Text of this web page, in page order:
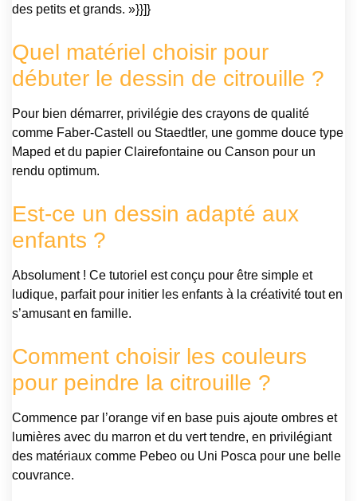
des petits et grands. »}}]}
Quel matériel choisir pour
débuter le dessin de citrouille ?
Pour bien démarrer, privilégie des crayons de qualité
comme Faber-Castell ou Staedtler, une gomme douce type
Maped et du papier Clairefontaine ou Canson pour un
rendu optimum.
Est-ce un dessin adapté aux
enfants ?
Absolument ! Ce tutoriel est conçu pour être simple et
ludique, parfait pour initier les enfants à la créativité tout en
s’amusant en famille.
Comment choisir les couleurs
pour peindre la citrouille ?
Commence par l’orange vif en base puis ajoute ombres et
lumières avec du marron et du vert tendre, en privilégiant
des matériaux comme Pebeo ou Uni Posca pour une belle
couvrance.